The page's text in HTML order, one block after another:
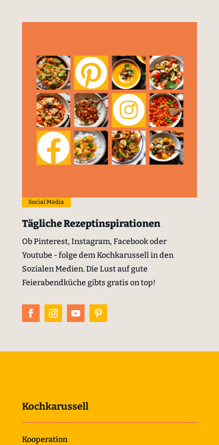
Social Media
Tägliche Rezeptinspirationen
Ob Pinterest, Instagram, Facebook oder
Youtube - folge dem Kochkarussell in den
Sozialen Medien. Die Lust auf gute
Feierabendküche gibts gratis on top!
Kochkarussell
Kooperation